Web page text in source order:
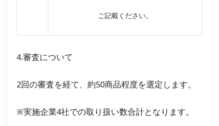
ご記載ください。
4.審査について
2回の審査を経て、約50商品程度を選定します。
※実施企業4社での取り扱い数合計となります。